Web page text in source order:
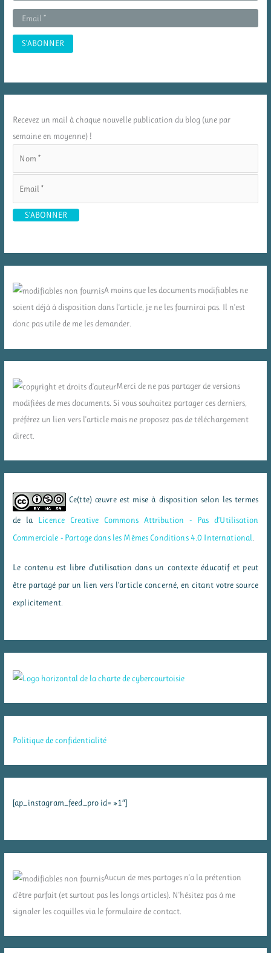
Recevez un mail à chaque nouvelle publication du blog (une par
semaine en moyenne) !
A moins que les documents modifiables ne
soient déjà à disposition dans l'article, je ne les fournirai pas. Il n'est
donc pas utile de me les demander.
Merci de ne pas partager de versions
modifiées de mes documents. Si vous souhaitez partager ces derniers,
préférez un lien vers l'article mais ne proposez pas de téléchargement
direct.
Ce(tte) œuvre est mise à disposition selon les termes
de la Licence Creative Commons Attribution - Pas d’Utilisation
Commerciale - Partage dans les Mêmes Conditions 4.0 International
Le contenu est libre d'utilisation dans un contexte éducatif et peut
être partagé par un lien vers l'article concerné, en citant votre source
explicitement.
Politique de confidentialité
[ap_instagram_feed_pro id= »1″]
Aucun de mes partages n'a la prétention
d'être parfait (et surtout pas les longs articles). N'hésitez pas à me
signaler les coquilles via le formulaire de contact.